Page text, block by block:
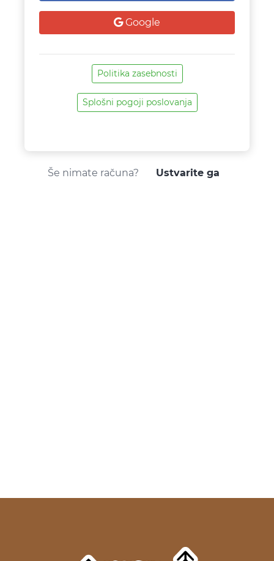
Google
Politika zasebnosti
Splošni pogoji poslovanja
Še nimate računa? Ustvarite ga